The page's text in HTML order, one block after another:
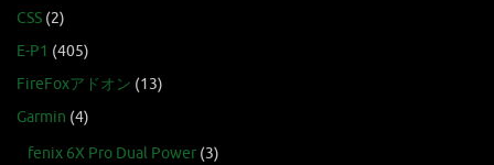
CSS (2)
E-P1 (405)
FireFoxアドオン (13)
Garmin (4)
fenix 6X Pro Dual Power (3)